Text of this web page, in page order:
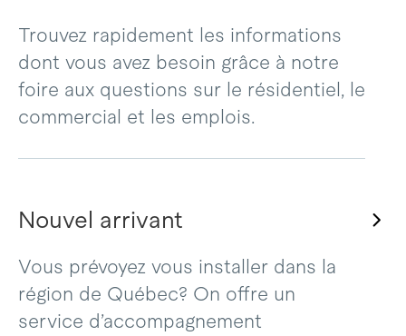
Trouvez rapidement les informations
dont vous avez besoin grâce à notre
foire aux questions sur le résidentiel, le
commercial et les emplois.
Nouvel arrivant
Vous prévoyez vous installer dans la
région de Québec? On offre un
service d’accompagnement